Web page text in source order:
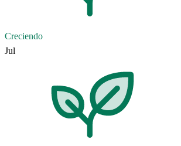
Creciendo
Jul